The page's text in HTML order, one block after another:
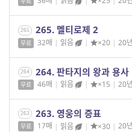
265 265. 멜티로제 2
무료 32매 | 읽음 | ×20 | 20
264 264. 판타지의 왕과 용사
무료 46매 | 읽음 | ×15 | 20
263 263. 영웅의 증표
무료 17매 | 읽음 | ×30 | 20